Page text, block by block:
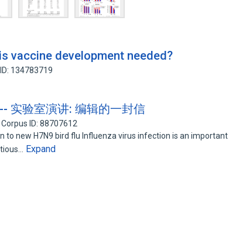
vaccine development needed?
134783719
实验室演讲: 编辑的一封信
Corpus ID: 88707612
to new H7N9 bird flu Influenza virus infection is an important
Expand